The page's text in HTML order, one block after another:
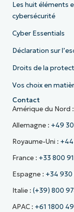
Les huit éléments
cybersécurité
Cyber Essentials
Déclaration sur
Droits de la
Vos choix en
Contact
Amérique du Nord :
Allemagne : +49
Royaume-Uni : +44
France : +33 800
Espagne : +34 930
Italie : (+39) 800
APAC : +61 1800